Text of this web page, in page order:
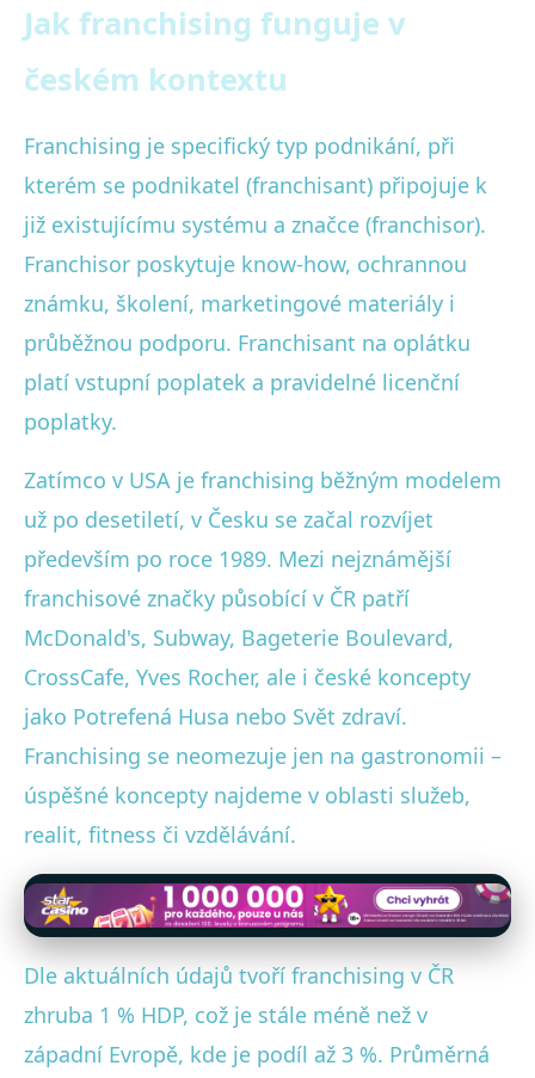
Jak franchising funguje v
českém kontextu
Franchising je specifický typ podnikání, při
kterém se podnikatel (franchisant) připojuje k
již existujícímu systému a značce (franchisor).
Franchisor poskytuje know-how, ochrannou
známku, školení, marketingové materiály i
průběžnou podporu. Franchisant na oplátku
platí vstupní poplatek a pravidelné licenční
poplatky.
Zatímco v USA je franchising běžným modelem
už po desetiletí, v Česku se začal rozvíjet
především po roce 1989. Mezi nejznámější
franchisové značky působící v ČR patří
McDonald's, Subway, Bageterie Boulevard,
CrossCafe, Yves Rocher, ale i české koncepty
jako Potrefená Husa nebo Svět zdraví.
Franchising se neomezuje jen na gastronomii –
úspěšné koncepty najdeme v oblasti služeb,
realit, fitness či vzdělávání.
Dle aktuálních údajů tvoří franchising v ČR
zhruba 1 % HDP, což je stále méně než v
západní Evropě, kde je podíl až 3 %. Průměrná